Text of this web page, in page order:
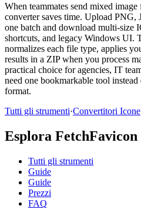
When teammates send mixed
converter saves time. Upload PNG,
one batch and download multi-size
shortcuts, and legacy Windows UI.
normalizes each file type, applies
results in a ZIP when you process
practical choice for agencies, IT
need one bookmarkable tool instead
format.
Tutti gli strumenti·Convertitori Icone
Esplora FetchFavicon
Tutti gli strumenti
Guide
Guide
Prezzi
FAQ